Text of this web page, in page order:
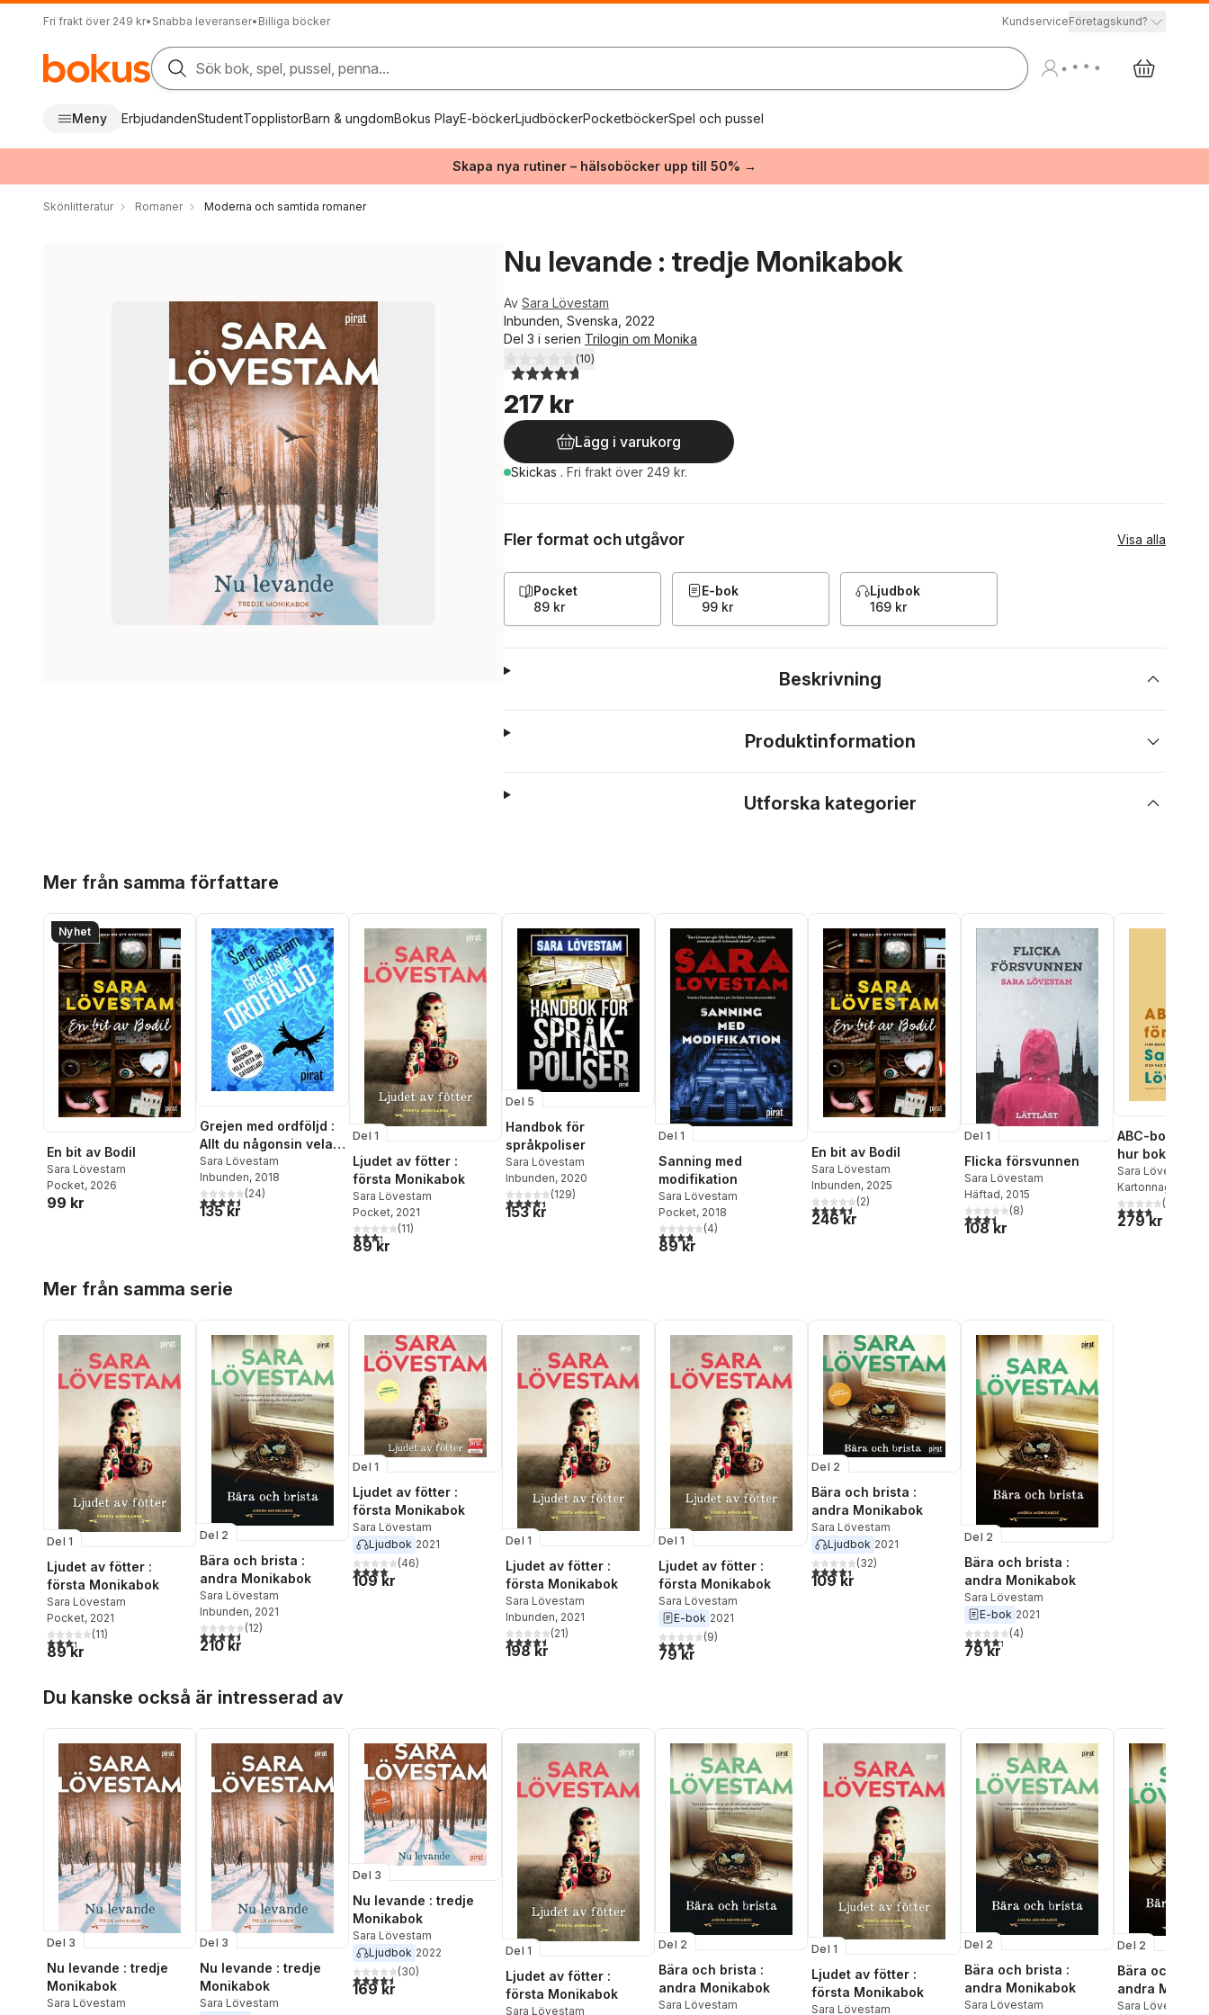
Fri frakt över 249 kr• Snabba leveranser• Billiga böcker KundserviceFöretagskund?
Sök bok, spel, pussel, penna...
Meny ErbjudandenStudentTopplistorBarn & ungdomBokus PlayE-böckerLjudböckerPocketböckerSpel och pussel
Skapa nya rutiner – hälsoböcker upp till 50% →
Skönlitteratur Romaner Moderna och samtida romaner
Nu levande : tredje Monikabok
Av Sara Lövestam
Inbunden, Svenska, 2022
Del 3 i serien Trilogin om Monika
4,7utav 5 stjärnor. Totalt antal röster:
(10)
217 kr
Lägg i varukorg
Skickas . Fri frakt över 249 kr.
Fler format och utgåvor Visa alla
Pocket
89 kr
E-bok
99 kr
Ljudbok
169 kr
Beskrivning
Produktinformation
Utforska kategorier
Mer från samma författare
Nyhet
En bit av Bodil
Sara Lövestam
Pocket, 2026
99 kr
Grejen med ordföljd :
Allt du någonsin velat
veta om satsdelar
Sara Lövestam
Inbunden, 2018
4,5utav 5 stjärnor. Totalt antal röster:
(24)
135 kr
Del 1
Ljudet av fötter :
första Monikabok
Sara Lövestam
Pocket, 2021
3,3utav 5 stjärnor. Totalt antal röster:
(11)
89 kr
Del 5
Handbok för
språkpoliser
Sara Lövestam
Inbunden, 2020
4,4utav 5 stjärnor. Totalt antal röster:
(129)
153 kr
Del 1
Sanning med
modifikation
Sara Lövestam
Pocket, 2018
3,8utav 5 stjärnor. Totalt antal röster:
(4)
89 kr
En bit av Bodil
Sara Lövestam
Inbunden, 2025
4,5utav 5 stjärnor. Totalt antal röster:
(2)
246 kr
Del 1
Flicka försvunnen
Sara Lövestam
Häftad, 2015
3,5utav 5 stjärnor. Totalt antal röster:
(8)
108 kr
ABC-bok för
hur
uppkom och
gjort sedan
Sara Lövestam
Kartonnage
3,8utav 5(
279 kr
Mer från samma serie
Del 1
Ljudet av fötter :
första Monikabok
Sara Lövestam
Pocket, 2021
3,3utav 5 stjärnor. Totalt antal röster:
(11)
89 kr
Del 2
Bära och brista :
andra Monikabok
Sara Lövestam
Inbunden, 2021
4,5utav 5 stjärnor. Totalt antal röster:
(12)
210 kr
Del 1
Ljudet av fötter :
första Monikabok
Sara Lövestam
Ljudbok 2021
4,0utav 5 stjärnor. Totalt antal röster:
(46)
109 kr
Del 1
Ljudet av fötter :
första Monikabok
Sara Lövestam
Inbunden, 2021
4,5utav 5 stjärnor. Totalt antal röster:
(21)
198 kr
Del 1
Ljudet av fötter :
första Monikabok
Sara Lövestam
E-bok 2021
4,1utav 5 stjärnor. Totalt antal röster:
(9)
79 kr
Del 2
Bära och brista :
andra Monikabok
Sara Lövestam
Ljudbok 2021
4,4utav 5 stjärnor. Totalt antal röster:
(32)
109 kr
Del 2
Bära och brista :
andra Monikabok
Sara Lövestam
E-bok 2021
4,3utav 5 stjärnor. Totalt antal röster:
(4)
79 kr
Du kanske också är intresserad av
Del 3
Nu levande : tredje
Monikabok
Sara Lövestam
Del 3
Nu levande : tredje
Monikabok
Sara Lövestam
Del 3
Nu levande : tredje
Monikabok
Sara Lövestam
Ljudbok 2022
4,5utav 5 stjärnor. Totalt antal röster:
(30)
169 kr
Del 1
Ljudet av fötter :
första Monikabok
Sara Lövestam
Del 2
Bära och brista :
andra Monikabok
Sara Lövestam
Del 1
Ljudet av fötter :
första Monikabok
Sara Lövestam
Del 2
Bära och brista :
andra Monikabok
Sara Lövestam
Del 2
Bära och
andra
Sara Lövestam